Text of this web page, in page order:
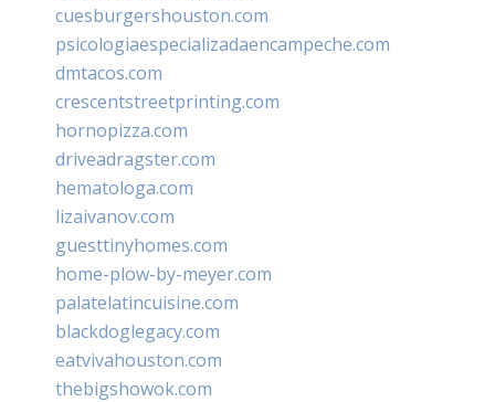
cuesburgershouston.com
psicologiaespecializadaencampeche.com
dmtacos.com
crescentstreetprinting.com
hornopizza.com
driveadragster.com
hematologa.com
lizaivanov.com
guesttinyhomes.com
home-plow-by-meyer.com
palatelatincuisine.com
blackdoglegacy.com
eatvivahouston.com
thebigshowok.com